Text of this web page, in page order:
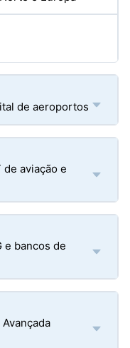
de aeroportos
de aviação e
e bancos de